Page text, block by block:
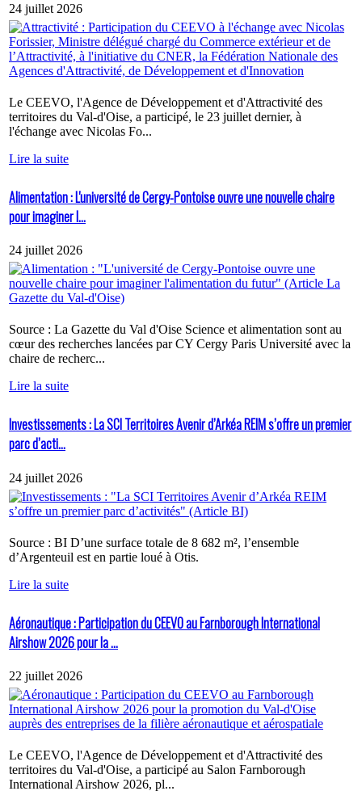
24 juillet 2026
Le CEEVO, l'Agence de Développement et d'Attractivité des
territoires du Val-d'Oise, a participé, le 23 juillet dernier, à
l'échange avec Nicolas Fo...
Lire la suite
Alimentation : L'université de Cergy-Pontoise ouvre une nouvelle chaire
pour imaginer l...
24 juillet 2026
Source : La Gazette du Val d'Oise Science et alimentation sont au
cœur des recherches lancées par CY Cergy Paris Université avec la
chaire de recherc...
Lire la suite
Investissements : La SCI Territoires Avenir d’Arkéa REIM s’offre un premier
parc d’acti...
24 juillet 2026
Source : BI D’une surface totale de 8 682 m², l’ensemble
d’Argenteuil est en partie loué à Otis.
Lire la suite
Aéronautique : Participation du CEEVO au Farnborough International
Airshow 2026 pour la ...
22 juillet 2026
Le CEEVO, l'Agence de Développement et d'Attractivité des
territoires du Val-d'Oise, a participé au Salon Farnborough
International Airshow 2026, pl...